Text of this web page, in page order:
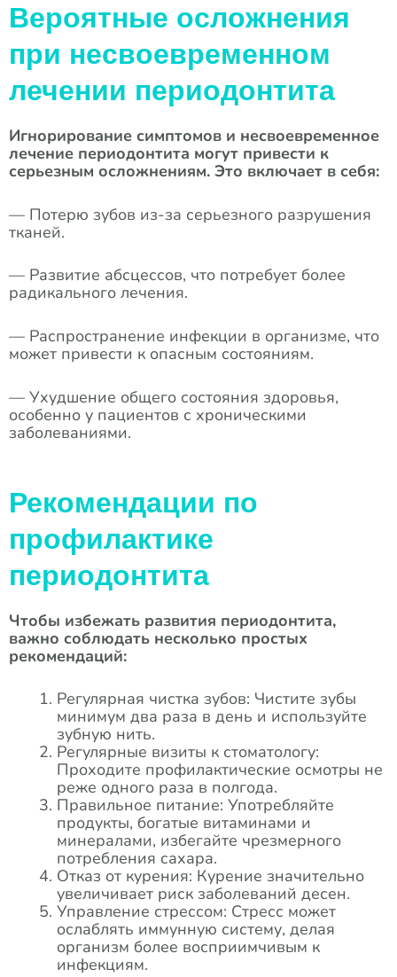
Вероятные осложнения
при несвоевременном
лечении периодонтита
Игнорирование симптомов и несвоевременное
лечение периодонтита могут привести к
серьезным осложнениям. Это включает в себя:
— Потерю зубов из-за серьезного разрушения
тканей.
— Развитие абсцессов, что потребует более
радикального лечения.
— Распространение инфекции в организме, что
может привести к опасным состояниям.
— Ухудшение общего состояния здоровья,
особенно у пациентов с хроническими
заболеваниями.
Рекомендации по
профилактике
периодонтита
Чтобы избежать развития периодонтита,
важно соблюдать несколько простых
рекомендаций:
Регулярная чистка зубов: Чистите зубы
минимум два раза в день и используйте
зубную нить.
Регулярные визиты к стоматологу:
Проходите профилактические осмотры не
реже одного раза в полгода.
Правильное питание: Употребляйте
продукты, богатые витаминами и
минералами, избегайте чрезмерного
потребления сахара.
Отказ от курения: Курение значительно
увеличивает риск заболеваний десен.
Управление стрессом: Стресс может
ослаблять иммунную систему, делая
организм более восприимчивым к
инфекциям.